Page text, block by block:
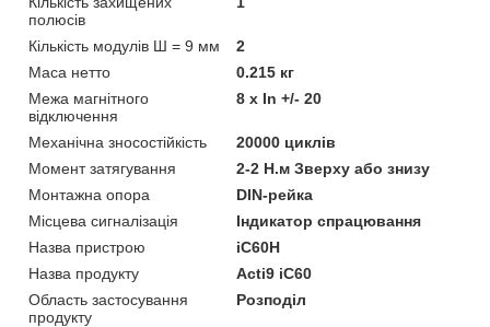
полюсів
Кількість модулів Ш = 9 мм
2
Маса нетто
0.215 кг
Межа магнітного
відключення
8 x In +/- 20
Механічна зносостійкість
20000 циклів
Момент затягування
2-2 Н.м Зверху або знизу
Монтажна опора
DIN-рейка
Місцева сигналізація
Індикатор спрацювання
Назва пристрою
iC60H
Назва продукту
Acti9 iC60
Область застосування
продукту
Розподіл